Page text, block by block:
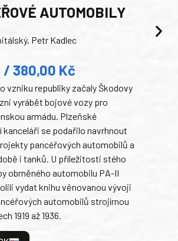
AUTOMOBILY
Petr Kadlec
/ 380,00 Kč
vzniku republiky začaly Škodovy
vyrábět bojové vozy pro
armádu. Plzeňské
se podařilo navrhnout
pancéřových automobilů a
i tanků. U příležitosti stého
obrněného automobilu PA-II
vydat knihu věnovanou vývoji
automobilů strojírnou
1919 až 1936.